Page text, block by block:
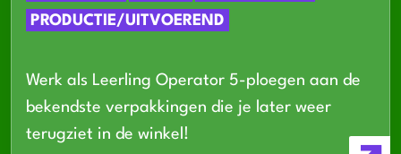
PRODUCTIE/UITVOEREND
Werk als Leerling Operator 5-ploegen aan de
bekendste verpakkingen die je later weer
terugziet in de winkel!